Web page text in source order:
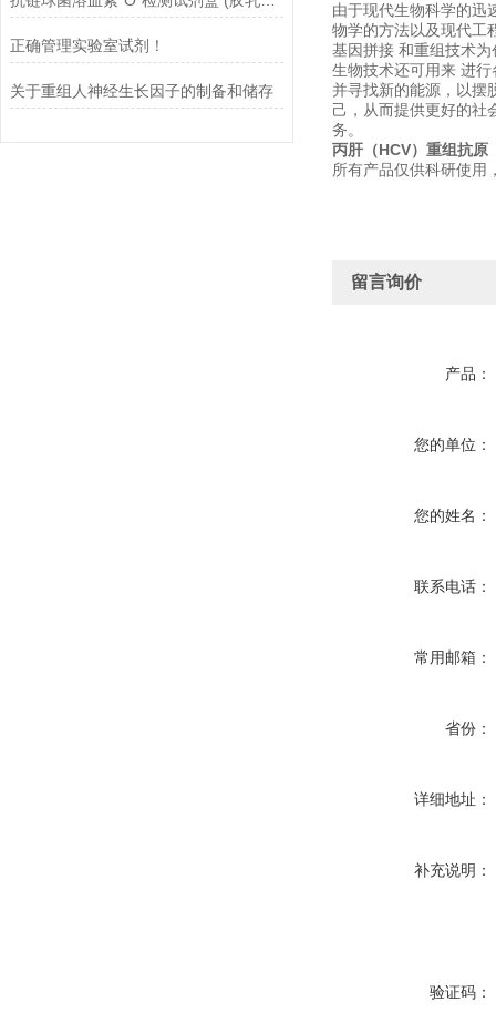
正确管理实验室试剂！
关于重组人神经生长因子的制备和储存
由于现代生物科学的迅
物学的方法以及现代工
基因拼接 和重组技术
生物技术还可用来 进
并寻找新的能源，以摆
己，从而提供更好的社
务。
丙肝（HCV）重组抗原
所有产品仅供科研使用
留言询价
产品：
您的单位：
您的姓名：
联系电话：
常用邮箱：
省份：
详细地址：
补充说明：
验证码：